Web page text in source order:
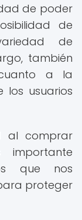
de poder
de
de
también
a la
usuarios
al comprar
importante
que nos
proteger